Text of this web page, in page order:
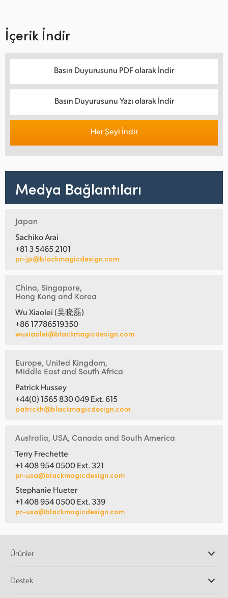
İçerik İndir
Basın Duyurusunu PDF olarak İndir
Basın Duyurusunu Yazı olarak İndir
Her Şeyi İndir
Medya Bağlantıları
Japan
Sachiko Arai
+81 3 5465 2101
pr-jp@blackmagicdesign.com
China, Singapore,
Hong Kong and Korea
Wu Xiaolei (吴晓磊)
+86 17786519350
wuxiaolei@blackmagicdesign.com
Europe, United Kingdom,
Middle East and South Africa
Patrick Hussey
+44(0) 1565 830 049 Ext. 615
patrickh@blackmagicdesign.com
Australia, USA, Canada and South America
Terry Frechette
+1 408 954 0500 Ext. 321
pr-usa@blackmagicdesign.com
Stephanie Hueter
+1 408 954 0500 Ext. 339
pr-usa@blackmagicdesign.com
Ürünler
DaVinci Resolve ve Fusion Yazılımı
Destek